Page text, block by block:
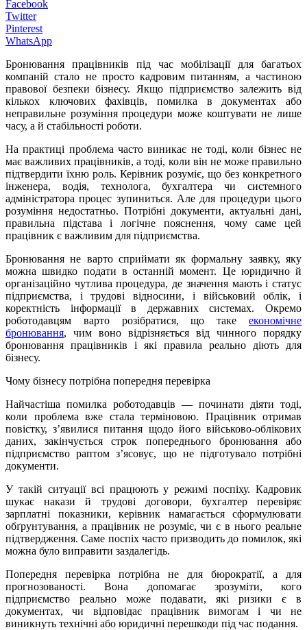
Facebook
Twitter
Pinterest
WhatsApp
Бронювання працівників під час мобілізації для багатьох
компаній стало не просто кадровим питанням, а частиною
правової безпеки бізнесу. Якщо підприємство залежить від
кількох ключових фахівців, помилка в документах або
неправильне розуміння процедури може коштувати не лише
часу, а й стабільності роботи.
На практиці проблема часто виникає не тоді, коли бізнес не
має важливих працівників, а тоді, коли він не може правильно
підтвердити їхню роль. Керівник розуміє, що без конкретного
інженера, водія, технолога, бухгалтера чи системного
адміністратора процес зупиниться. Але для процедури цього
розуміння недостатньо. Потрібні документи, актуальні дані,
правильна підстава і логічне пояснення, чому саме цей
працівник є важливим для підприємства.
Бронювання не варто сприймати як формальну заявку, яку
можна швидко подати в останній момент. Це юридично й
організаційно чутлива процедура, де значення мають і статус
підприємства, і трудові відносини, і військовий облік, і
коректність інформації в державних системах. Окремо
роботодавцям варто розібратися, що таке економічне
бронювання, чим воно відрізняється від чинного порядку
бронювання працівників і які правила реально діють для
бізнесу.
Чому бізнесу потрібна попередня перевірка
Найчастіша помилка роботодавців — починати діяти тоді,
коли проблема вже стала терміновою. Працівник отримав
повістку, з’явилися питання щодо його військово-облікових
даних, закінчується строк попереднього бронювання або
підприємство раптом з’ясовує, що не підготувало потрібні
документи.
У такій ситуації всі працюють у режимі поспіху. Кадровик
шукає накази й трудові договори, бухгалтер перевіряє
зарплатні показники, керівник намагається сформулювати
обґрунтування, а працівник не розуміє, чи є в нього реальне
підтвердження. Саме поспіх часто призводить до помилок, які
можна було виправити заздалегідь.
Попередня перевірка потрібна не для бюрократії, а для
прогнозованості. Вона допомагає зрозуміти, кого
підприємство реально може подавати, які ризики є в
документах, чи відповідає працівник вимогам і чи не
виникнуть технічні або юридичні перешкоди під час подання.